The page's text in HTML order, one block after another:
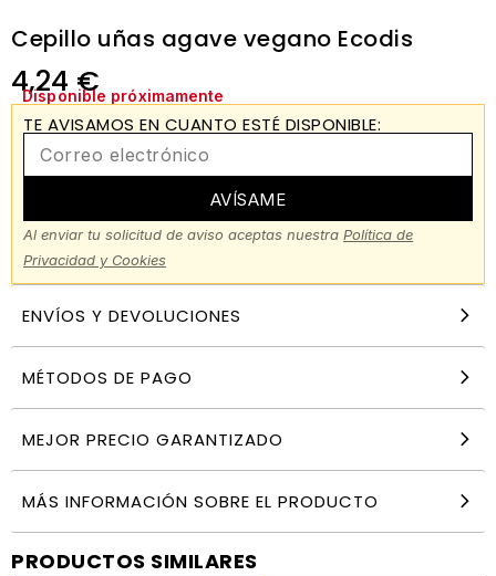
Cepillo uñas agave vegano Ecodis
4,24 €
Disponible próximamente
TE AVISAMOS EN CUANTO ESTÉ DISPONIBLE:
AVÍSAME
Al enviar tu solicitud de aviso aceptas nuestra Política de
Privacidad y Cookies
ENVÍOS Y DEVOLUCIONES
MÉTODOS DE PAGO
MEJOR PRECIO GARANTIZADO
MÁS INFORMACIÓN SOBRE EL PRODUCTO
PRODUCTOS SIMILARES